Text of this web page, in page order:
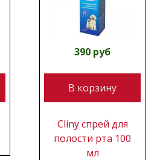
390 руб
В корзину
Cliny спрей для
полости рта 100
мл